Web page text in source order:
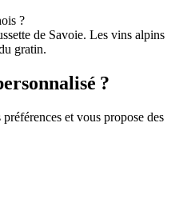
?
de Savoie. Les vins alpins
gratin.
?
et vous propose des